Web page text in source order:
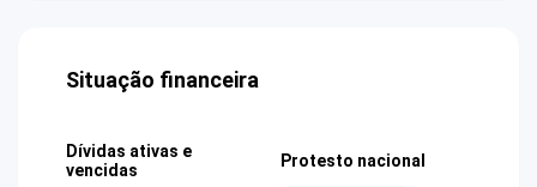
Situação financeira
Dívidas ativas e
vencidas
Protesto nacional